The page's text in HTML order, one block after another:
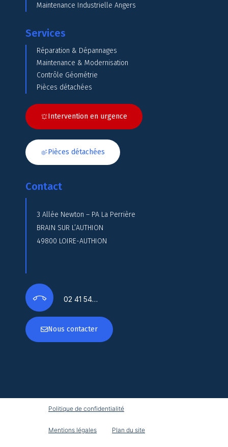
Maintenance Industrielle Angers
Services
Réparation & Dépannages
Maintenance & Modernisation
Contrôle Géométrie
Pièces détachées
Intervention en urgence
Pièces détachées
Contact
3 Allée Newton – PA La Perrière
BRAIN SUR L’AUTHION
49800 LOIRE-AUTHION
02 41 54…
Nous contacter
Politique de confidentialité
Mentions légales Plan du site